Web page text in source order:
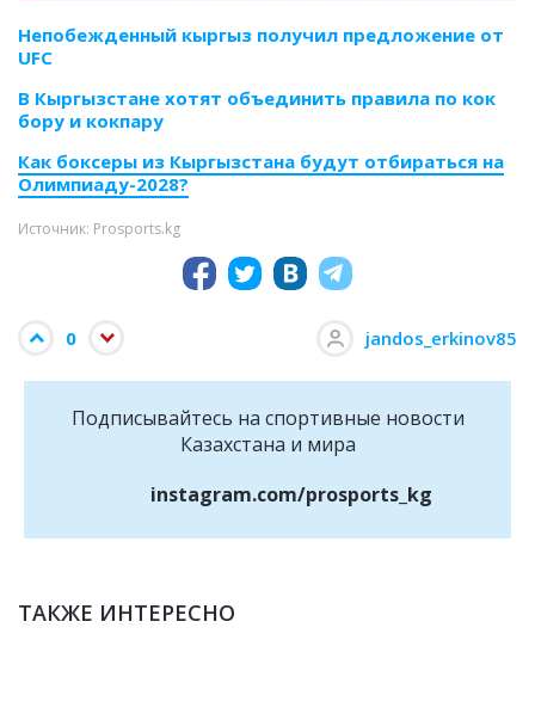
Непобежденный кыргыз получил предложение от
UFC
В Кыргызстане хотят объединить правила по кок
бору и кокпару
Как боксеры из Кыргызстана будут отбираться на
Олимпиаду-2028?
Источник: Prosports.kg
0 jandos_erkinov85
Подписывайтесь на cпортивные новости
Казахстана и мира
instagram.com/prosports_kg
ТАКЖЕ ИНТЕРЕСНО